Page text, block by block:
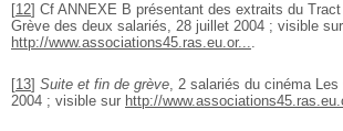
[12] Cf ANNEXE B présentant des extraits du
Grève des deux salariés, 28 juillet 2004 ; visible sur
http://www.associations45.ras.eu.or....
[13] Suite et fin de grève, 2 salariés du cinéma
2004 ; visible sur http://